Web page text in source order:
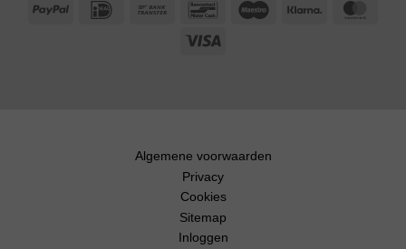
PayPal IDeal
Bank
BancontactMaestro Klarna
Algemene voorwaarden
Privacy
Cookies
Sitemap
Inloggen